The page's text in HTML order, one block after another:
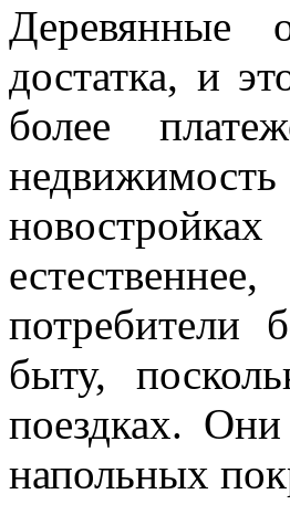
Деревянные
достатка, и
более
потребители
быту,
поездках.
напольных